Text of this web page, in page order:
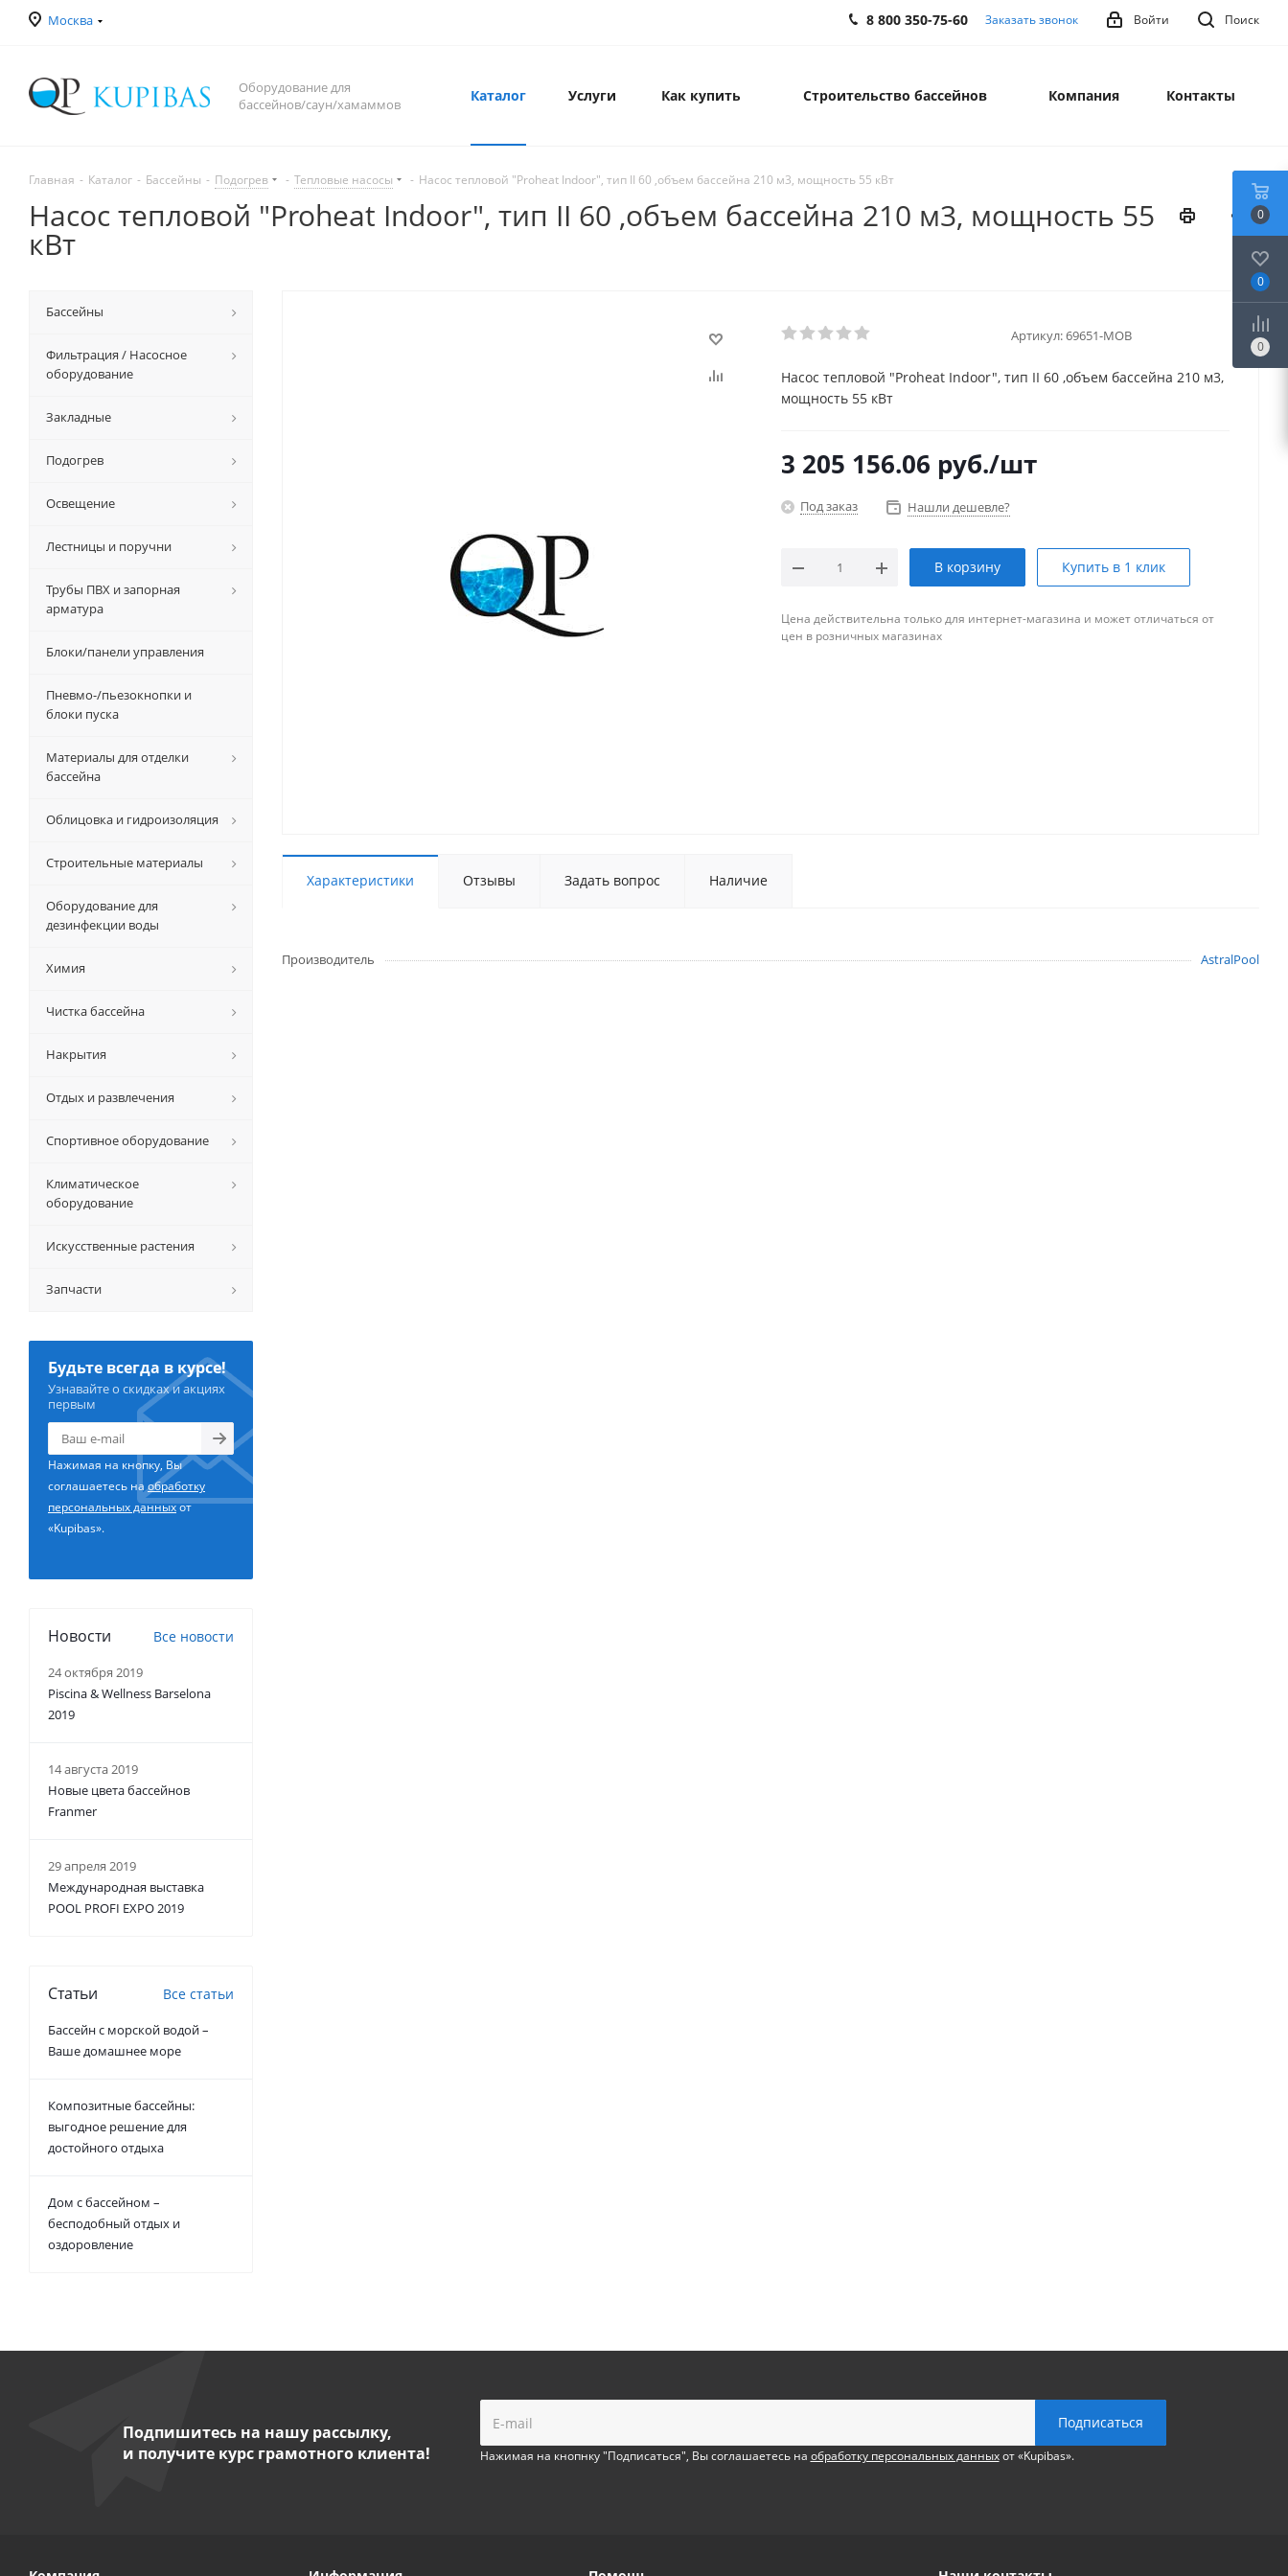
Москва Поиск
Войти
8 800 350-75-60 Заказать звонок
Оборудование для
бассейнов/саун/хамаммов
Каталог Услуги Как купить Строительство бассейнов Компания Контакты
Главная - Каталог - Бассейны - Подогрев - Тепловые насосы - Насос тепловой "Proheat Indoor", тип II 60 ,объем бассейна 210 м3, мощность 55 кВт
Насос тепловой "Proheat Indoor", тип II 60 ,объем бассейна 210 м3, мощность 55
кВт
Артикул:69651-MOB
Насос тепловой "Proheat Indoor", тип II 60 ,объем бассейна 210 м3,
мощность 55 кВт
3 205 156.06 руб./шт
Под заказ Нашли дешевле?
В корзину Купить в 1 клик
Цена действительна только для интернет-магазина и может отличаться от
цен в розничных магазинах
Характеристики Отзывы Задать вопрос Наличие
Производитель AstralPool
Бассейны
Фильтрация / Насосное
оборудование
Закладные
Подогрев
Освещение
Лестницы и поручни
Трубы ПВХ и запорная
арматура
Блоки/панели управления
Пневмо-/пьезокнопки и
блоки пуска
Материалы для отделки
бассейна
Облицовка и гидроизоляция
Строительные материалы
Оборудование для
дезинфекции воды
Химия
Чистка бассейна
Накрытия
Отдых и развлечения
Спортивное оборудование
Климатическое
оборудование
Искусственные растения
Запчасти
Будьте всегда в курсе!
Узнавайте о скидках и акциях
первым
Нажимая на кнопку, Вы
соглашаетесь наобработку
персональных данныхот
«Kupibas».
Новости Все новости
24 октября 2019
Piscina & Wellness Barselona
2019
14 августа 2019
Новые цвета бассейнов
Franmer
29 апреля 2019
Международная выставка
POOL PROFI EXPO 2019
Статьи Все статьи
Бассейн с морской водой –
Ваше домашнее море
Композитные бассейны:
выгодное решение для
достойного отдыха
Дом с бассейном –
бесподобный отдых и
оздоровление
Подпишитесь на нашу рассылку,
и получите курс грамотного клиента!
Нажимая на кнопнку "Подписаться", Вы соглашаетесь на обработку персональных данныхот «Kupibas».
0
0
0